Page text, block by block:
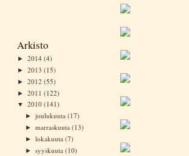
Arkisto
► 2014 (4)
► 2013 (15)
► 2012 (55)
► 2011 (122)
▼ 2010 (141)
►joulukuuta(17)
►marraskuuta(13)
►lokakuuta(7)
►syyskuuta(10)